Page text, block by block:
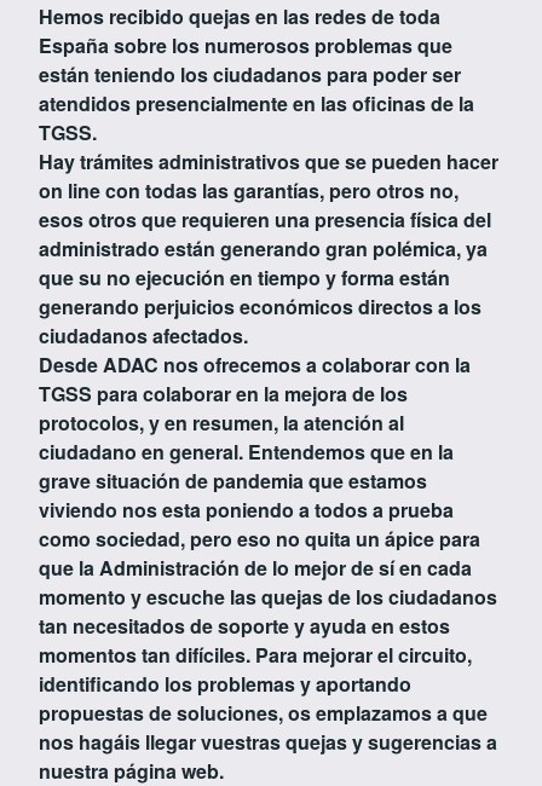
Hemos recibido quejas en las redes de toda
España sobre los numerosos problemas que
están teniendo los ciudadanos para poder ser
atendidos presencialmente en las oficinas de la
TGSS.
Hay trámites administrativos que se pueden hacer
on line con todas las garantías, pero otros no,
esos otros que requieren una presencia física del
administrado están generando gran polémica, ya
que su no ejecución en tiempo y forma están
generando perjuicios económicos directos a los
ciudadanos afectados.
Desde ADAC nos ofrecemos a colaborar con la
TGSS para colaborar en la mejora de los
protocolos, y en resumen, la atención al
ciudadano en general. Entendemos que en la
grave situación de pandemia que estamos
viviendo nos esta poniendo a todos a prueba
como sociedad, pero eso no quita un ápice para
que la Administración de lo mejor de sí en cada
momento y escuche las quejas de los ciudadanos
tan necesitados de soporte y ayuda en estos
momentos tan difíciles. Para mejorar el circuito,
identificando los problemas y aportando
propuestas de soluciones, os emplazamos a que
nos hagáis llegar vuestras quejas y sugerencias a
nuestra página web.